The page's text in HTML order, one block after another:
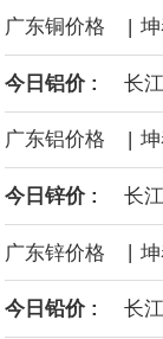
沙特下
缓解霍
危及了
格。
广东铜价格 |
今日铝价 : 长
广东铝价格 |
今日锌价 : 长
广东锌价格 |
今日铅价 : 长